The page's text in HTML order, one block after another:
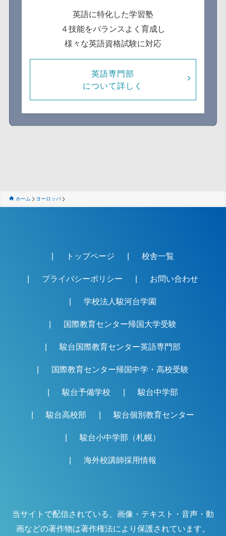
英語に特化した学習塾
４技能をバランスよく育成し
様々な英語資格試験に対応
英語専門部
について詳しく
ホーム ヨーロッパ
トップページ 校舎一覧
プライバシーポリシー お問い合わせ
学校法人駿河台学園
国際教育センター帰国大学受験
駿台国際教育センター英語専門部
国際教育センター帰国中学・高校受験
駿台予備学校 駿台中学部
駿台高校部 駿台個別教育センター
駿台小中学部（札幌）
海外校講師採用情報
当サイトで配信されている、画像・テキスト・音声・動
画などの著作物は著作権法により保護されています。